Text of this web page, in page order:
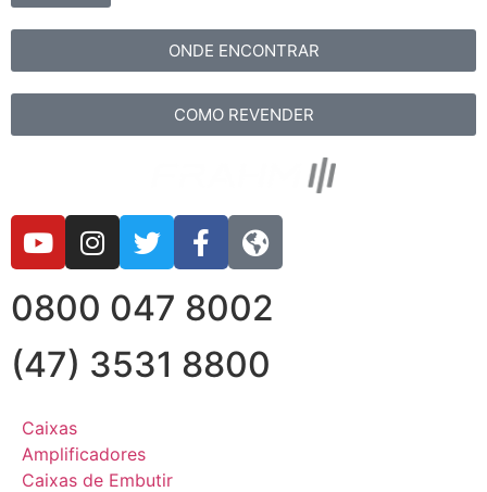
ONDE ENCONTRAR
COMO REVENDER
0800 047 8002
(47) 3531 8800
Caixas
Amplificadores
Caixas de Embutir